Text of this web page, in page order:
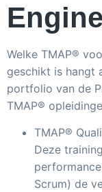
Welke TMAP®
geschikt is hangt
portfolio van de
TMAP®
TMAP®
Deze
Scrum) de